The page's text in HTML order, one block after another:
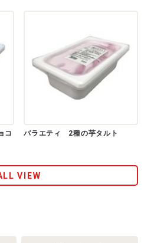
コ
バラエティ 2種の芋タルト
VIEW